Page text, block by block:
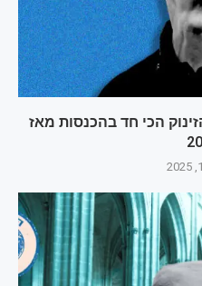
הכי חד בהכנסות מאז